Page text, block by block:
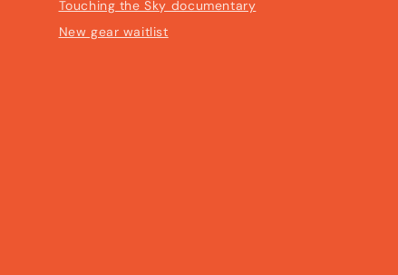
Touching the Sky documentary
New gear waitlist